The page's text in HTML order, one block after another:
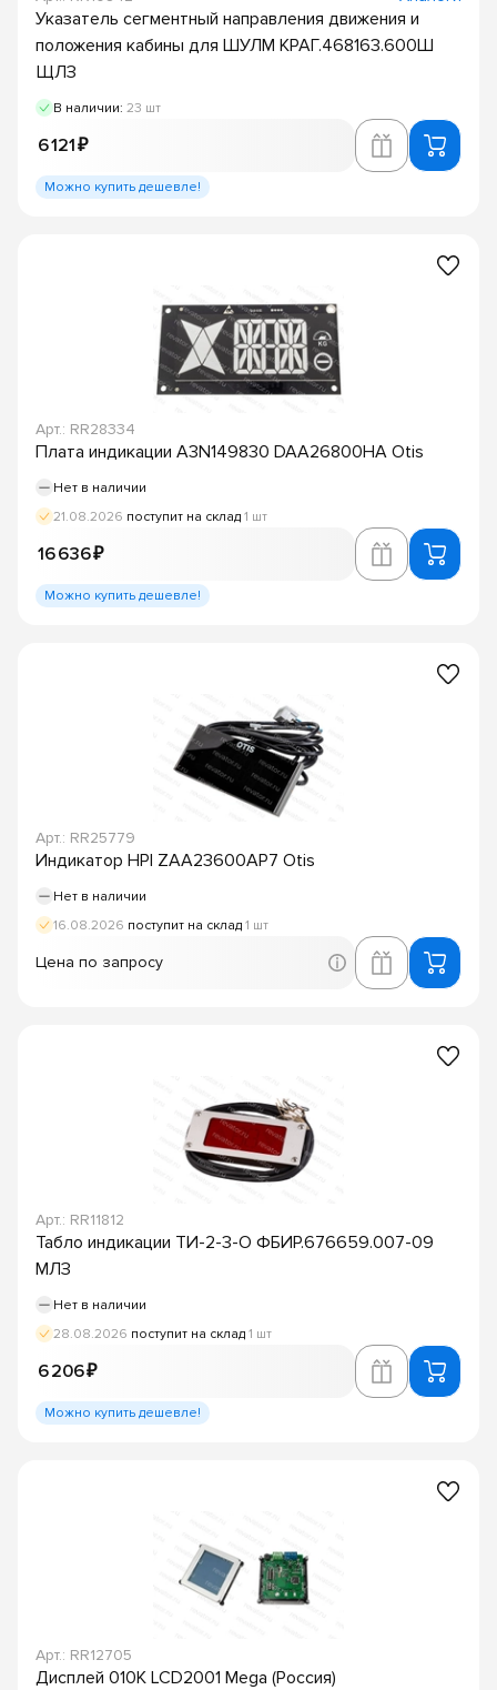
Указатель сегментный направления движения и
положения кабины для ШУЛМ КРАГ.468163.600Ш
ЩЛЗ
В наличии: 23 шт
6 121 ₽
Можно купить дешевле!
Арт.: RR28334
Плата индикации A3N149830 DAA26800HA Otis
Нет в наличии
21.08.2026 поступит на склад 1 шт
16 636 ₽
Можно купить дешевле!
Арт.: RR25779
Индикатор HPI ZAA23600AP7 Otis
Нет в наличии
16.08.2026 поступит на склад 1 шт
Цена по запросу
Арт.: RR11812
Табло индикации ТИ-2-3-О ФБИР.676659.007-09
МЛЗ
Нет в наличии
28.08.2026 поступит на склад 1 шт
6 206 ₽
Можно купить дешевле!
Арт.: RR12705
Дисплей 010К LCD2001 Mega (Россия)